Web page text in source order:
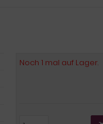
Noch 1 mal auf Lager.